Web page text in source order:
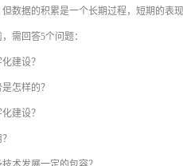
数据的积累是一个长期过程，短期的表
需回答5个问题：
建设？
怎样的？
建设？